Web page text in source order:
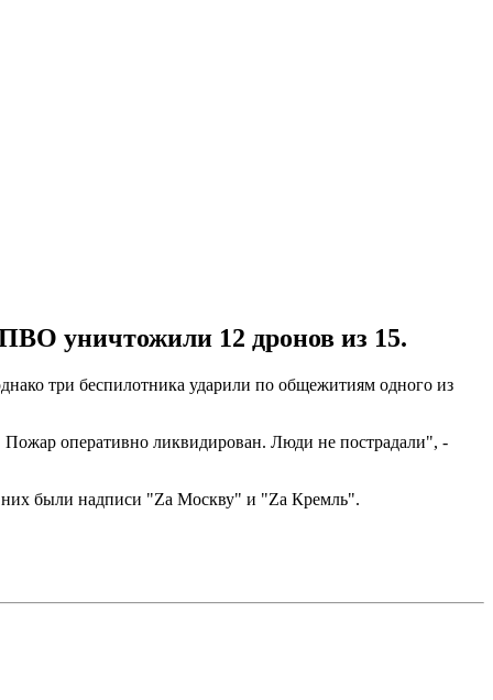
уничтожили 12 дронов из 15.
три беспилотника ударили по общежитиям одного из
оперативно ликвидирован. Люди не пострадали", -
них были надписи "Zа Москву" и "Zа Кремль".